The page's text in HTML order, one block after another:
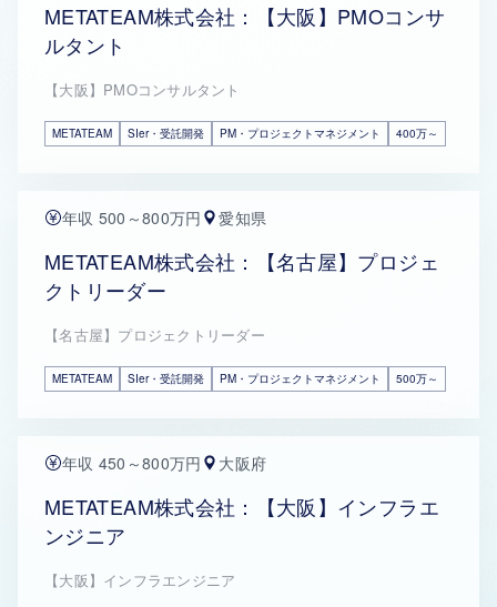
METATEAM株式会社：【大阪】PMOコンサ
ルタント
【大阪】PMOコンサルタント
METATEAM SIer・受託開発 PM・プロジェクトマネジメント 400万～
年収 500～800万円 愛知県
METATEAM株式会社：【名古屋】プロジェ
クトリーダー
【名古屋】プロジェクトリーダー
METATEAM SIer・受託開発 PM・プロジェクトマネジメント 500万～
年収 450～800万円 大阪府
METATEAM株式会社：【大阪】インフラエ
ンジニア
【大阪】インフラエンジニア